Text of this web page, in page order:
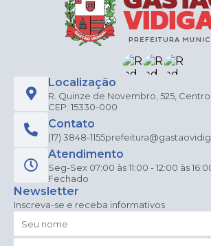
Localização
R. Quinze de Novembro, 525, Centro
CEP: 15330-000
Contato
(17) 3848-1155
Atendimento
Seg-Sex 07:00 às 11:00 - 12:00 às
Fechado
Newsletter
Inscreva-se e receba informativos